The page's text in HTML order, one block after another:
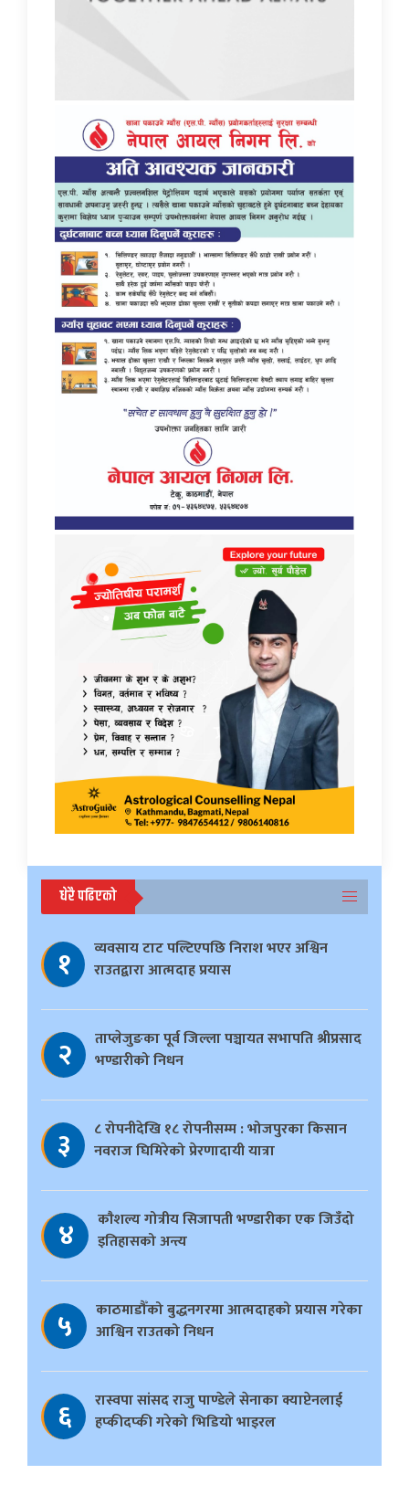
धेरै पढिएको
१
व्यवसाय टाट पल्टिएपछि निराश भएर अश्विन
राउतद्वारा आत्मदाह प्रयास
२
ताप्लेजुङका पूर्व जिल्ला पञ्चायत सभापति श्रीप्रसाद
भण्डारीको निधन
३
८ रोपनीदेखि १८ रोपनीसम्म : भोजपुरका किसान
नवराज घिमिरेको प्रेरणादायी यात्रा
४
काैशल्य गोत्रीय सिजापती भण्डारीका एक जिउँदो
इतिहासको अन्त्य
५
काठमाडौँको बुद्धनगरमा आत्मदाहको प्रयास गरेका
आश्विन राउतको निधन
६
रास्वपा सांसद राजु पाण्डेले सेनाका क्याप्टेनलाई
हप्कीदप्की गरेको भिडियो भाइरल